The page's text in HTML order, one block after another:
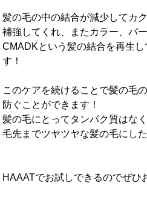
髪の毛の中の結合が減少してカ
補強してくれ、またカラー、パ
CMADKという髪の結合を再生
す！
このケアを続けることで髪の毛
防ぐことができます！
髪の毛にとってタンパク質はな
毛先までツヤツヤな髪の毛にし
HAAATでお試しできるのでぜひ